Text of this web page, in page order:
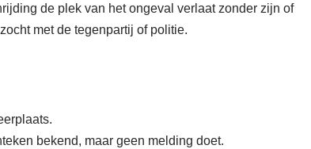
de plek van het ongeval verlaat zonder zijn of
met de tegenpartij of politie.
bekend, maar geen melding doet.